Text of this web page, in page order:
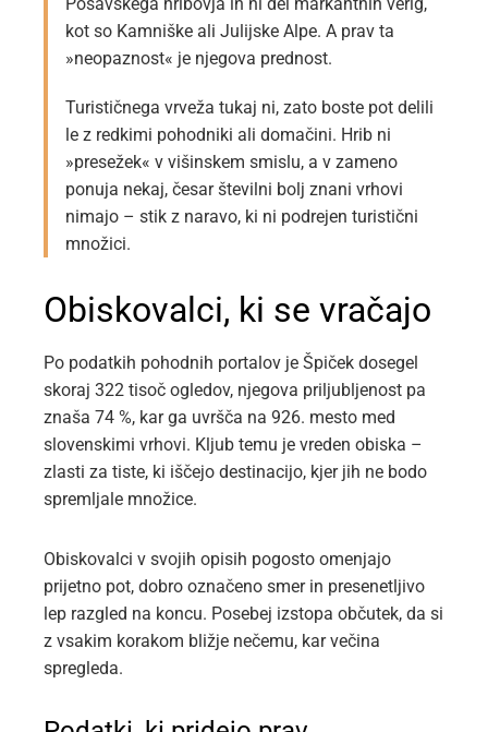
kot so Kamniške ali Julijske Alpe. A prav ta
»neopaznost« je njegova prednost.
Turističnega vrveža tukaj ni, zato boste pot delili
le z redkimi pohodniki ali domačini. Hrib ni
»presežek« v višinskem smislu, a v zameno
ponuja nekaj, česar številni bolj znani vrhovi
nimajo – stik z naravo, ki ni podrejen turistični
množici.
Obiskovalci, ki se vračajo
Po podatkih pohodnih portalov je Špiček dosegel
skoraj 322 tisoč ogledov, njegova priljubljenost pa
znaša 74 %, kar ga uvršča na 926. mesto med
slovenskimi vrhovi. Kljub temu je vreden obiska –
zlasti za tiste, ki iščejo destinacijo, kjer jih ne bodo
spremljale množice.
Obiskovalci v svojih opisih pogosto omenjajo
prijetno pot, dobro označeno smer in presenetljivo
lep razgled na koncu. Posebej izstopa občutek, da si
z vsakim korakom bližje nečemu, kar večina
spregleda.